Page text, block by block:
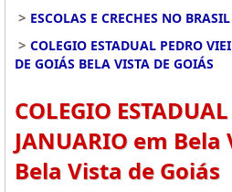
> ESCOLAS E CRECHES NO BRASIL
> COLEGIO ESTADUAL PEDRO
DE GOIÁS BELA VISTA DE GOIÁS
COLEGIO
JANUARIO em Bela
Bela Vista de Goiás